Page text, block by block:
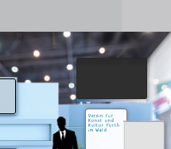
Verein für
Kunst und
Kultur Furth
im Wald